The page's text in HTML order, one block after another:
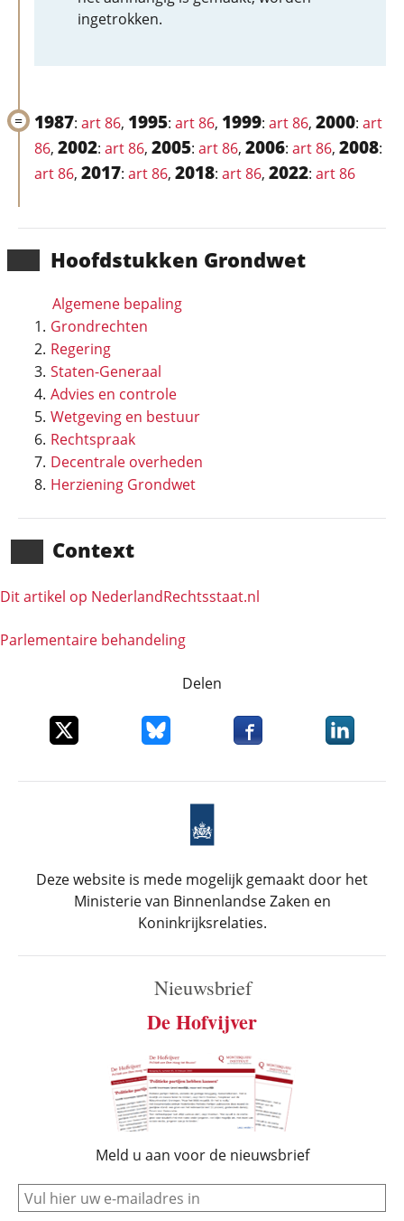
Hoofd­stukken Grondwet
Algemene bepaling
Grondrechten
Regering
Staten-Generaal
Advies en controle
Wetgeving en bestuur
Rechtspraak
Decentrale overheden
Herziening Grondwet
Context
Dit artikel op NederlandRechts­staat.nl
Parlementaire behandeling
ingetrokken.
1987: art 86, 1995: art 86, 1999: art 86, 2000: art
86, 2002: art 86, 2005: art 86, 2006: art 86, 2008:
art 86, 2017: art 86, 2018: art 86, 2022: art 86
Delen
Deel dit item op XDeel dit item op Bluesky
Deel dit item opDeel dit
Deze website is mede mogelijk gemaakt door het
Ministerie van Binnenlandse Zaken en
Koninkrijksrelaties.
Nieuwsbrief
De Hofvijver
Meld u aan voor de nieuwsbrief
e-mail